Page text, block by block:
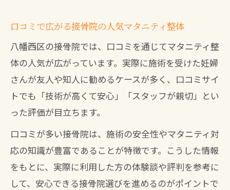
口コミで広がる接骨院の人気マタニティ整体
八幡西区の接骨院では、口コミを通じてマタニティ整
体の人気が広がっています。実際に施術を受けた妊婦
さんが友人や知人に勧めるケースが多く、口コミサイ
トでも「技術が高くて安心」「スタッフが親切」とい
った評価が目立ちます。
口コミが多い接骨院は、施術の安全性やマタニティ対
応の知識が豊富であることが特徴です。こうした情報
をもとに、実際に利用した方の体験談や評判を参考に
して、安心できる接骨院選びを進めるのがポイントで